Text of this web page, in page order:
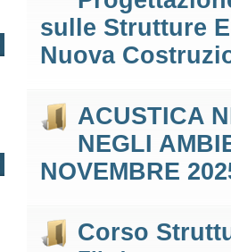
sulle Strutture
Nuova
ACUSTICA
NEGLI
NOVEMBRE
Corso